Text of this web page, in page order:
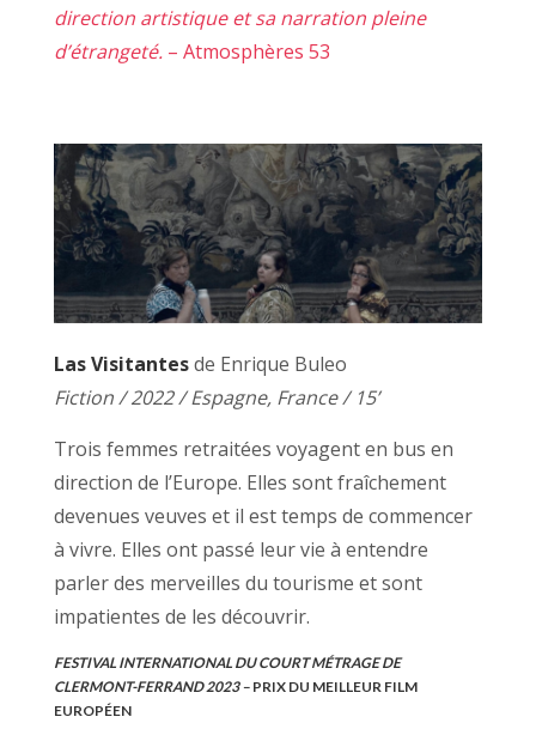
direction artistique et sa narration pleine
d’étrangeté. – Atmosphères 53
Las Visitantesde Enrique Buleo
Fiction / 2022 / Espagne, France / 15’
Trois femmes retraitées voyagent en bus en
direction de l’Europe. Elles sont fraîchement
devenues veuves et il est temps de commencer
à vivre. Elles ont passé leur vie à entendre
parler des merveilles du tourisme et sont
impatientes de les découvrir.
FESTIVAL INTERNATIONAL DU COURT MÉTRAGE DE
CLERMONT-FERRAND 2023 – PRIX DU MEILLEUR FILM
EUROPÉEN